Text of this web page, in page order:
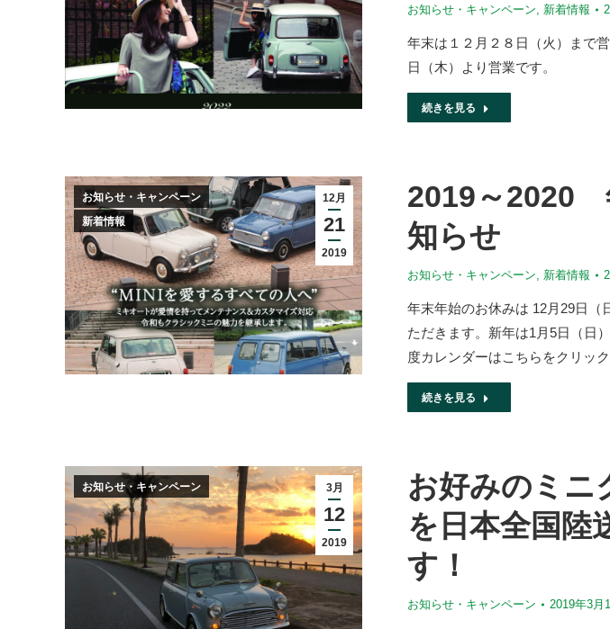
お知らせ・キャンペーン, 新着情報
年末は１２月２８日（火）まで
日（木）より営業です。
続きを見る
12月
21
2019
お知らせ・キャンペーン
新着情報
2019～2020
知らせ
お知らせ・キャンペーン, 新着情報
年末年始のお休みは 12月29日（
ただきます。新年は1月5日（日
度カレンダーはこちらをクリック
続きを見る
3月
12
2019
お知らせ・キャンペーン
お好みのミニ
を日本全国陸
す！
お知らせ・キャンペーン 2019年3月